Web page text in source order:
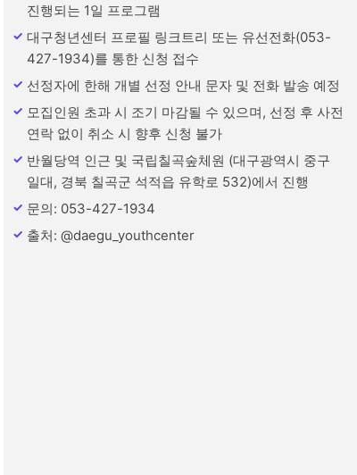
진행되는 1일 프로그램
대구청년센터 프로필 링크트리 또는 유선전화(053-
427-1934)를 통한 신청 접수
선정자에 한해 개별 선정 안내 문자 및 전화 발송 예정
모집인원 초과 시 조기 마감될 수 있으며, 선정 후 사전
연락 없이 취소 시 향후 신청 불가
반월당역 인근 및 국립칠곡숲체원 (대구광역시 중구
일대, 경북 칠곡군 석적읍 유학로 532)에서 진행
문의: 053-427-1934
출처: @daegu_youthcenter